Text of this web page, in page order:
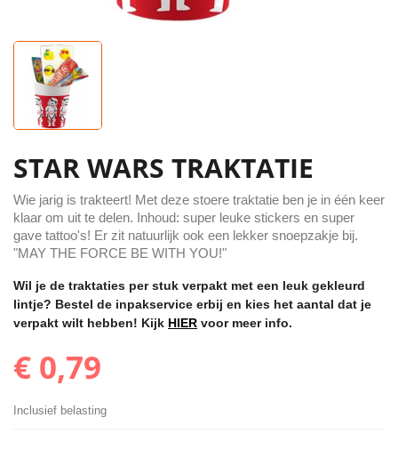
STAR WARS TRAKTATIE
Wie jarig is trakteert! Met deze stoere traktatie ben je in één keer
klaar om uit te delen. Inhoud: super leuke stickers en super
gave tattoo's! Er zit natuurlijk ook een lekker snoepzakje bij.
"MAY THE FORCE BE WITH YOU!"
Wil je de traktaties per stuk verpakt met een leuk gekleurd
lintje? Bestel de inpakservice erbij en kies het aantal dat je
verpakt wilt hebben! Kijk HIER voor meer info.
€ 0,79
Inclusief belasting